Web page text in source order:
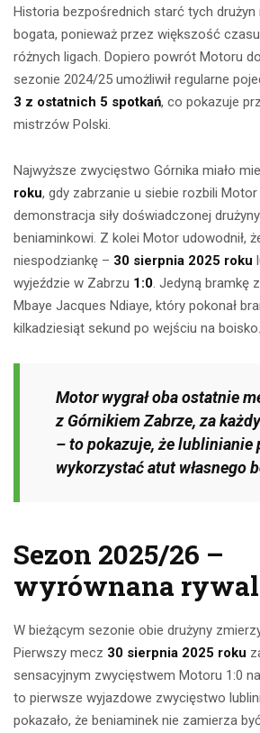
Historia bezpośrednich starć tych
bogata, ponieważ przez większość
różnych ligach. Dopiero powrót Motoru
sezonie 2024/25 umożliwił regularne
3 z ostatnich 5 spotkań, co pokazuje
mistrzów Polski.
Najwyższe zwycięstwo Górnika miało
roku, gdy zabrzanie u siebie rozbili Motor
demonstracja siły doświadczonej
beniaminkowi. Z kolei Motor udowodnił,
niespodziankę – 30 sierpnia 2025 roku
wyjeździe w Zabrzu 1:0 . Jedyną bramkę
Mbaye Jacques Ndiaye, który pokonał
kilkadziesiąt sekund po wejściu na boisko.
Motor wygrał oba ostatnie
z Górnikiem Zabrze, za
– to pokazuje, że lublinianie
wykorzystać atut własnego
Sezon 2025/26 –
wyrównana
W bieżącym sezonie obie drużyny
Pierwszy mecz 30 sierpnia 2025 roku
sensacyjnym zwycięstwem Motoru 1:0
to pierwsze wyjazdowe zwycięstwo
pokazało, że beniaminek nie zamierza